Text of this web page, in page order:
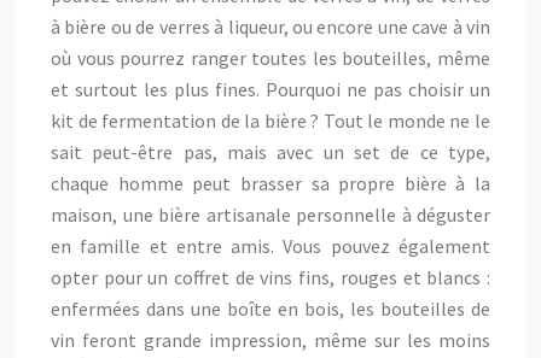
à bière ou de verres à liqueur, ou encore une cave à vin
où vous pourrez ranger toutes les bouteilles, même
et surtout les plus fines. Pourquoi ne pas choisir un
kit de fermentation de la bière ? Tout le monde ne le
sait peut-être pas, mais avec un set de ce type,
chaque homme peut brasser sa propre bière à la
maison, une bière artisanale personnelle à déguster
en famille et entre amis. Vous pouvez également
opter pour un coffret de vins fins, rouges et blancs :
enfermées dans une boîte en bois, les bouteilles de
vin feront grande impression, même sur les moins